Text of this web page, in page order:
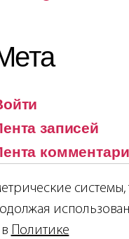
записей
системы,
Политике